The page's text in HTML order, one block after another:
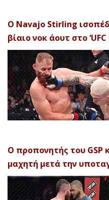
Ο Navajo Stirling
βίαιο νοκ άουτ στο
Ο προπονητής του GSP
μαχητή μετά την